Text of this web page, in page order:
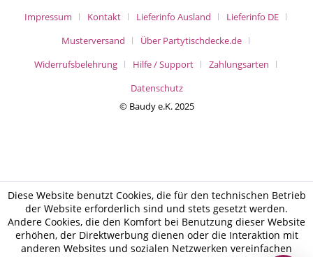
Impressum
Kontakt Lieferinfo Ausland
Lieferinfo DE
Musterversand
Über Partytischdecke.de
Widerrufsbelehrung
Hilfe / Support
Zahlungsarten
Datenschutz
© Baudy e.K. 2025
Diese Website benutzt Cookies, die für den technischen Betrieb
der Website erforderlich sind und stets gesetzt werden.
Andere Cookies, die den Komfort bei Benutzung dieser Website
erhöhen, der Direktwerbung dienen oder die Interaktion mit
anderen Websites und sozialen Netzwerken vereinfachen